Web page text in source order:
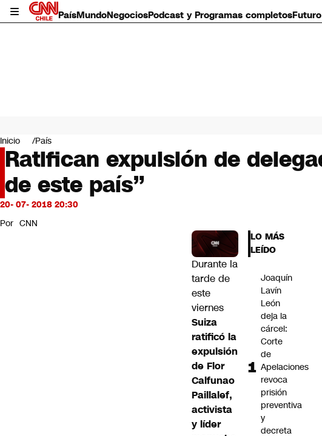
PaísMundoNegociosPodcast y Programas completos
Mundo
Negocios
Deportes
Programas completos
Cultura
Servicios
Bits
CNN Data
Inicio País
Ratifican expulsión de
de este país”
20- 07- 2018 20:30
Por CNN
Durante la
tarde de
este
viernes
Suiza
ratificó la
expulsión
de Flor
Calfunao
Paillalef,
activista
y líder
LO MÁS
LEÍDO
Joaquín
Lavín
León
deja la
cárcel:
Corte
de
Apelaciones
revoca
prisión
preventiva
y
decreta